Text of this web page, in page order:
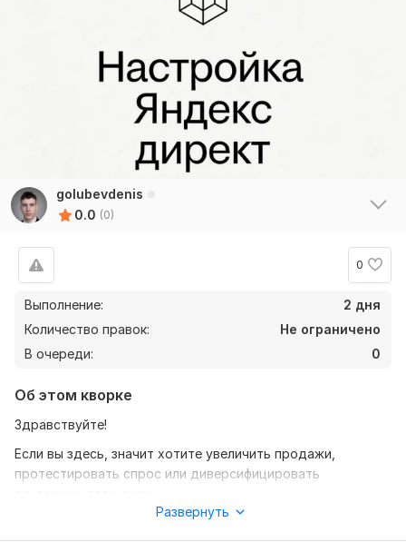
golubevdenis
0.0 (0)
0
Выполнение:
2 дня
Количество правок:
Не ограничено
В очереди:
0
Об этом кворке
Здравствуйте!
Если вы здесь, значит хотите увеличить продажи,
протестировать спрос или диверсифицировать
Меня зовут Денис. Более 3 лет занимаюсь арбитражем
Развернуть